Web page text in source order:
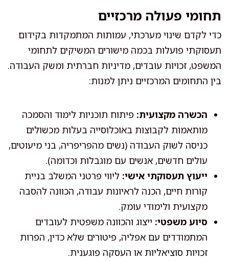
תחומי פעולה מרכזיים
כדי לקדם שינוי מערכתי, עמותות המתמקדות בקידום
תעסוקתי פועלות בכמה מישורים המשיקים לתחומי
המשפט, זכויות עובדים, מדיניות חברתית ומשק העבודה.
בין התחומים המרכזיים ניתן למנות:
הכשרה מקצועית: פיתוח תוכניות לימוד והסמכה
מותאמות לקבוצות באוכלוסייה בעלות מכשולים
כניסה לשוק העבודה (נשים מהפריפריה, בני מיעוטים,
עולים חדשים, אנשים עם מוגבלות וכדומה).
ייעוץ תעסוקתי אישי: ליווי פרטני המשלב בניית
קורות חיים, הכנה לראיונות עבודה, הכוונה להסבה
מקצועית ולימודי עומק.
סיוע משפטי: ייצוג והכוונה משפטית לעובדים
המתמודדים עם אפליה, פיטורים שלא כדין, הפרות
זכויות סוציאליות או העסקה פוגענית.